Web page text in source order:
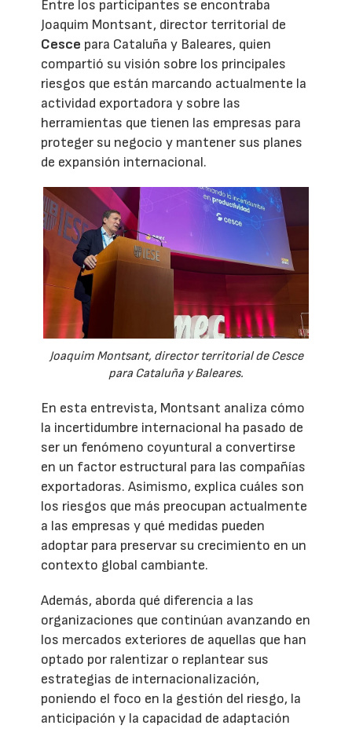
Entre los participantes se encontraba
Joaquim Montsant, director territorial de
Cesce para Cataluña y Baleares, quien
compartió su visión sobre los principales
riesgos que están marcando actualmente la
actividad exportadora y sobre las
herramientas que tienen las empresas para
proteger su negocio y mantener sus planes
de expansión internacional.
Joaquim Montsant, director territorial de Cesce
para Cataluña y Baleares.
En esta entrevista, Montsant analiza cómo
la incertidumbre internacional ha pasado de
ser un fenómeno coyuntural a convertirse
en un factor estructural para las compañías
exportadoras. Asimismo, explica cuáles son
los riesgos que más preocupan actualmente
a las empresas y qué medidas pueden
adoptar para preservar su crecimiento en un
contexto global cambiante.
Además, aborda qué diferencia a las
organizaciones que continúan avanzando en
los mercados exteriores de aquellas que han
optado por ralentizar o replantear sus
estrategias de internacionalización,
poniendo el foco en la gestión del riesgo, la
anticipación y la capacidad de adaptación